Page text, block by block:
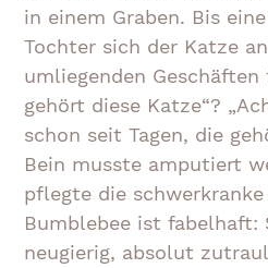
in einem Graben. Bis
Tochter sich der Katze
umliegenden Geschäften
gehört diese Katze“?
schon seit Tagen, die
Bein musste amputiert
pflegte die schwerkranke
Bumblebee ist fabelhaft:
neugierig, absolut